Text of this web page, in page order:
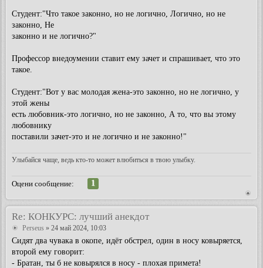
Cтудент:"Что такое законно, но не логично, Логично, но не
законно, Не
законно и не логично?"
Профессор внедоумении ставит ему зачет и спрашивает, что это
такое.
Студент:"Вот у вас молодая жена-это законно, но не логично, у
этой жены
есть любовник-это логично, но не законно, А то, что вы этому
любовнику
поставили зачет-это и не логично и не законно!"
Улыбайся чаще, ведь кто-то может влюбиться в твою улыбку.
Оцени сообщение:
1
Re: КОНКУРС: лучший анекдот
Perseus » 24 май 2024, 10:03
Сидят два чувака в окопе, идёт обстрел, один в носу ковыряется,
второй ему говорит:
- Братан, ты б не ковырялся в носу - плохая примета!